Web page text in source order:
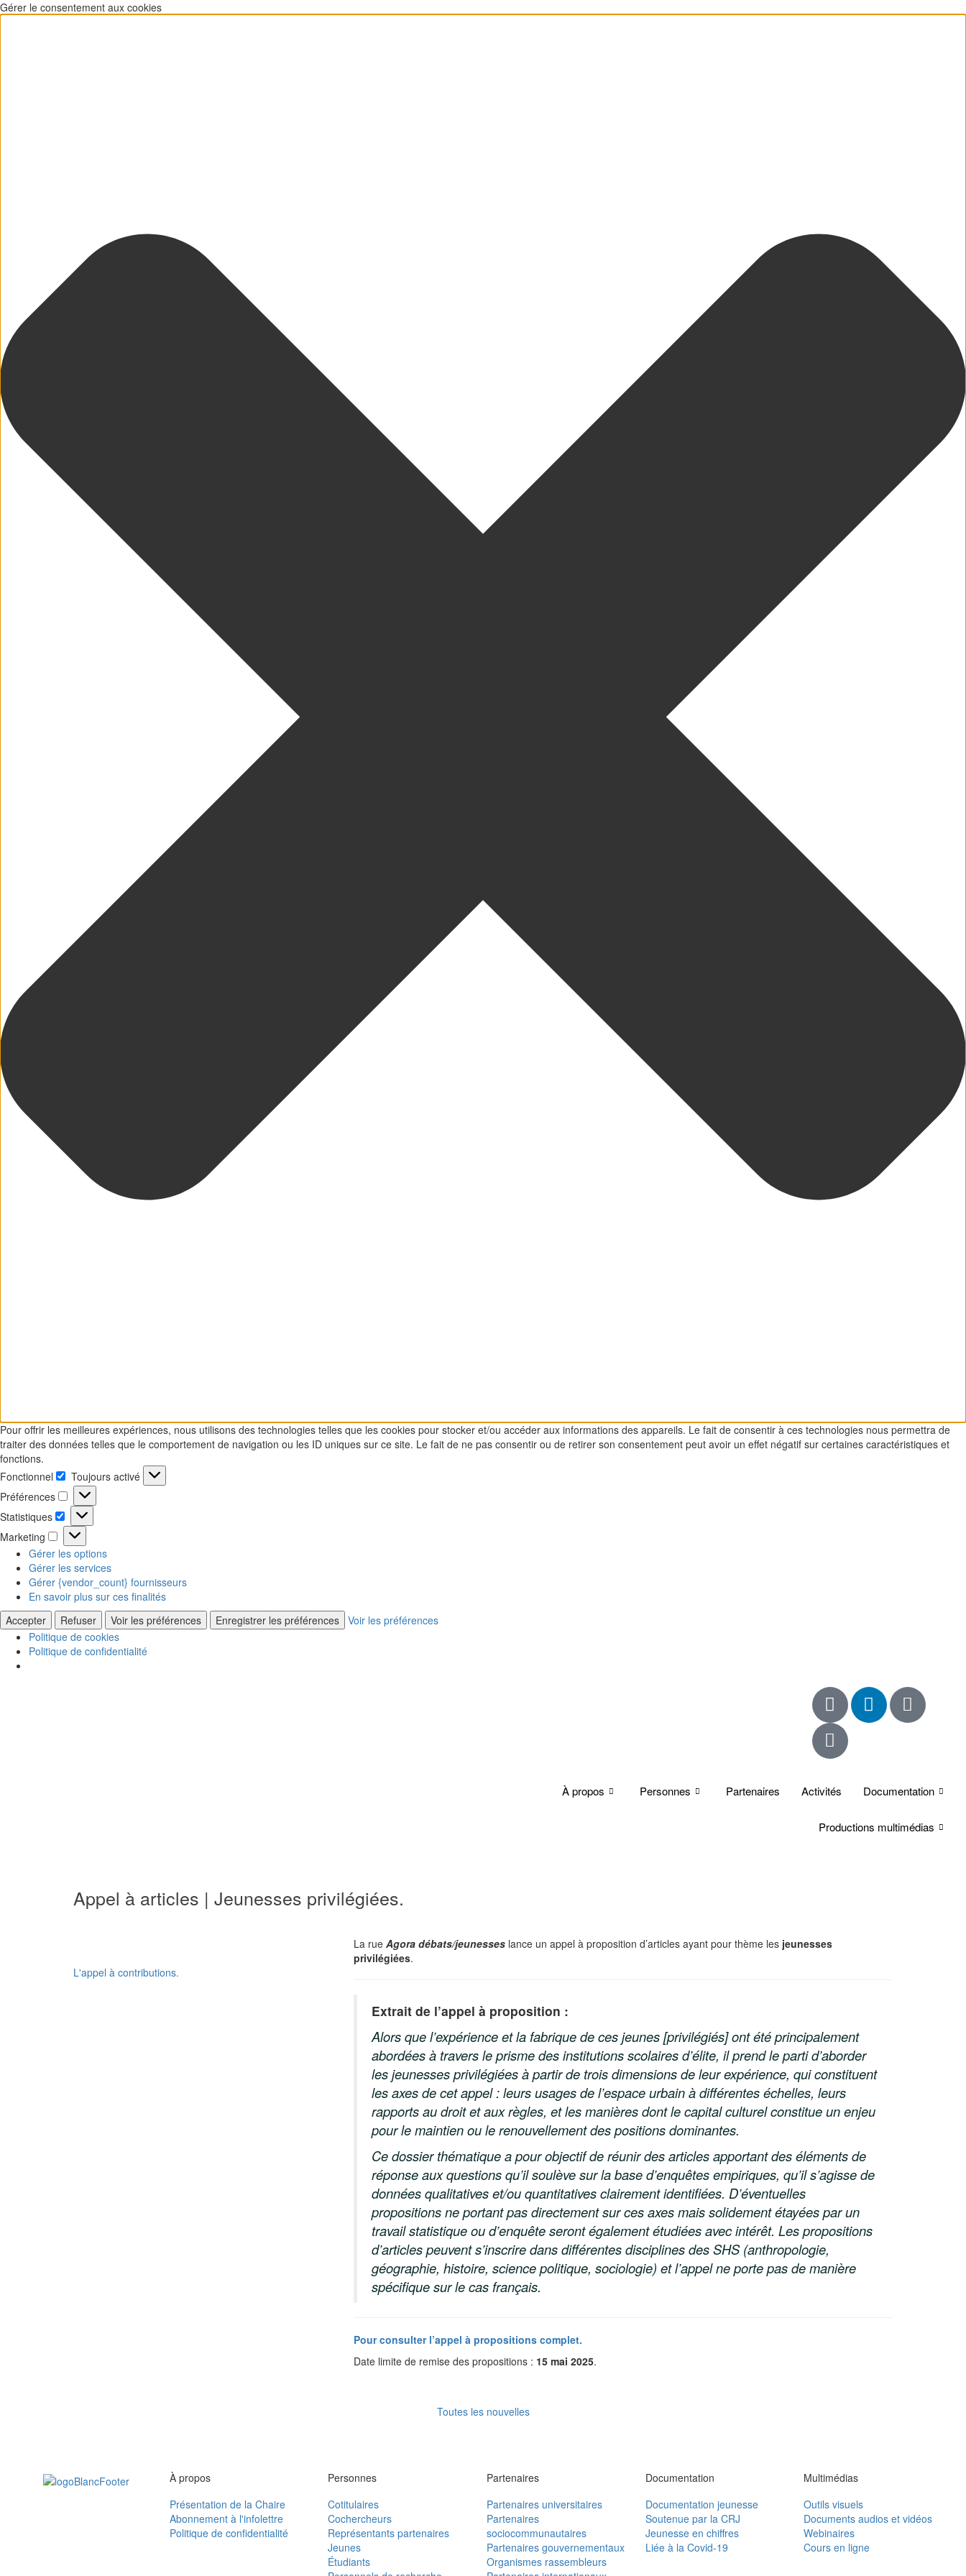
Gérer le consentement aux cookies
Pour offrir les meilleures expériences, nous utilisons des technologies telles que les cookies pour stocker et/ou accéder aux informations des appareils. Le fait de consentir à ces technologies nous permettra de
traiter des données telles que le comportement de navigation ou les ID uniques sur ce site. Le fait de ne pas consentir ou de retirer son consentement peut avoir un effet négatif sur certaines caractéristiques et
fonctions.
Fonctionnel
Toujours activé
Préférences
Statistiques
Marketing
Gérer les options
Gérer les services
Gérer {vendor_count} fournisseurs
En savoir plus sur ces finalités
Accepter
Refuser Voir les préférences Enregistrer les préférences Voir les préférences
Politique de cookies
Politique de confidentialité
À propos Personnes Partenaires Activités Documentation
Productions multimédias
Appel à articles | Jeunesses privilégiées.
L'appel à contributions.
La rue Agora débats/jeunesses lance un appel à proposition d’articles ayant pour thème les jeunesses
privilégiées.
Extrait de l’appel à proposition :
Alors que l’expérience et la fabrique de ces jeunes [privilégiés] ont été principalement
abordées à travers le prisme des institutions scolaires d’élite, il prend le parti d’aborder
les jeunesses privilégiées à partir de trois dimensions de leur expérience, qui constituent
les axes de cet appel : leurs usages de l’espace urbain à différentes échelles, leurs
rapports au droit et aux règles, et les manières dont le capital culturel constitue un enjeu
pour le maintien ou le renouvellement des positions dominantes.
Ce dossier thématique a pour objectif de réunir des articles apportant des éléments de
réponse aux questions qu’il soulève sur la base d’enquêtes empiriques, qu’il s’agisse de
données qualitatives et/ou quantitatives clairement identifiées. D’éventuelles
propositions ne portant pas directement sur ces axes mais solidement étayées par un
travail statistique ou d’enquête seront également étudiées avec intérêt. Les propositions
d’articles peuvent s’inscrire dans différentes disciplines des SHS (anthropologie,
géographie, histoire, science politique, sociologie) et l’appel ne porte pas de manière
spécifique sur le cas français.
Pour consulter l’appel à propositions complet.
Date limite de remise des propositions : 15 mai 2025.
Toutes les nouvelles
À propos
Présentation de la Chaire
Abonnement à l'infolettre
Politique de confidentialité
Personnes
Cotitulaires
Cochercheurs
Représentants partenaires
Jeunes
Étudiants
Partenaires
Partenaires universitaires
Partenaires
sociocommunautaires
Partenaires gouvernementaux
Organismes rassembleurs
Documentation
Documentation jeunesse
Soutenue par la CRJ
Jeunesse en chiffres
Liée à la Covid-19
Multimédias
Outils visuels
Documents audios et vidéos
Webinaires
Cours en ligne